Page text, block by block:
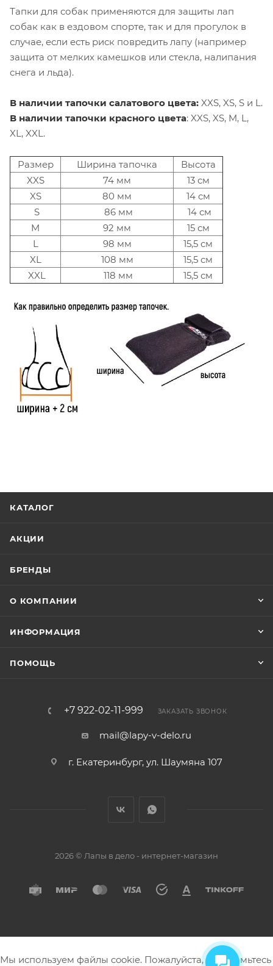
Тапки для собак применяются для защиты лап
собак как в ездовом спорте, так и для прогулок в
случае, если есть риск повредить лапу (например
защита от мелких камешков или стекла, налипания
снега и льда).
В наличии тапочки салатового цвета: XXS, XS, S и L.
В наличии тапочки красного цвета: XXS, XS, M, L,
XL, XXL.
Размер Ширина тапочка
Высота
XXS
74 мм
13 см
XS
80 мм
14 см
S
86 мм
14 см
M
92 мм
15 см
L
98 мм
15,5 см
XL
108 мм
15,5 см
XXL
118 мм 15,5 см
КАТАЛОГ
АКЦИИ
БРЕНДЫ
О КОМПАНИИ
ИНФОРМАЦИЯ
ПОМОЩЬ
+7 922-02-11-999 ЗАКАЗАТЬ ЗВОНОК
mail@lapy-v-delo.ru
г. Екатеринбург, ул. Шаумяна 107
2026 © Лапы в дело - интернет-магазин
Мы используем файлы cookie. Пожалуйста, ознакомьтесь